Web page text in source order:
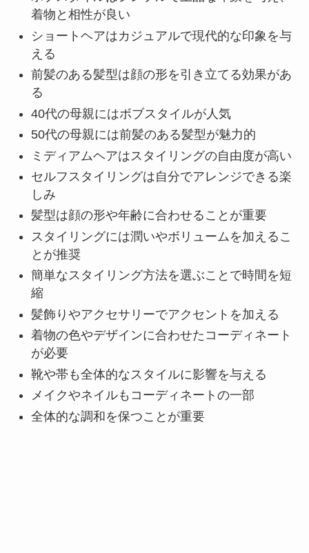
着物と相性が良い
ショートヘアはカジュアルで現代的な印象を与
える
前髪のある髪型は顔の形を引き立てる効果があ
る
40代の母親にはボブスタイルが人気
50代の母親には前髪のある髪型が魅力的
ミディアムヘアはスタイリングの自由度が高い
セルフスタイリングは自分でアレンジできる楽
しみ
髪型は顔の形や年齢に合わせることが重要
スタイリングには潤いやボリュームを加えるこ
とが推奨
簡単なスタイリング方法を選ぶことで時間を短
縮
髪飾りやアクセサリーでアクセントを加える
着物の色やデザインに合わせたコーディネート
が必要
靴や帯も全体的なスタイルに影響を与える
メイクやネイルもコーディネートの一部
全体的な調和を保つことが重要